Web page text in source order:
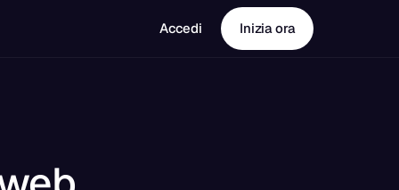
Accedi Inizia ora